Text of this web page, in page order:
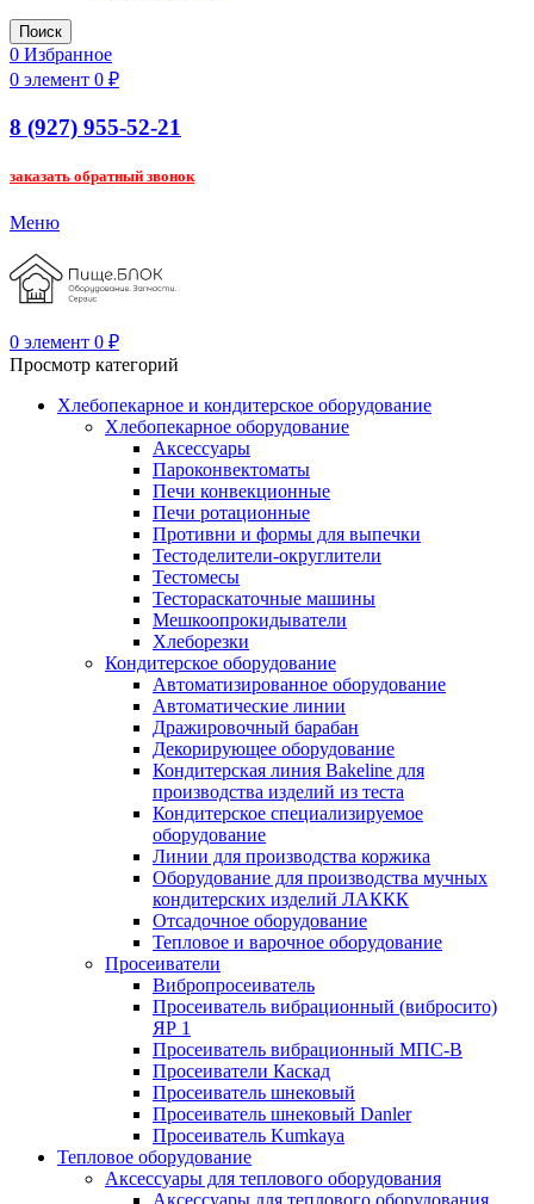
Поиск
0 Избранное
0 элемент 0 ₽
8 (927) 955-52-21
заказать обратный звонок
Меню
0 элемент 0 ₽
Просмотр категорий
Хлебопекарное и кондитерское оборудование
Хлебопекарное оборудование
Аксессуары
Пароконвектоматы
Печи конвекционные
Печи ротационные
Противни и формы для выпечки
Тестоделители-округлители
Тестомесы
Тестораскаточные машины
Мешкоопрокидыватели
Хлеборезки
Кондитерское оборудование
Автоматизированное оборудование
Автоматические линии
Дражировочный барабан
Декорирующее оборудование
Кондитерская линия Bakeline для
производства изделий из теста
Кондитерское специализируемое
оборудование
Линии для производства коржика
Оборудование для производства мучных
кондитерских изделий ЛАККК
Отсадочное оборудование
Тепловое и варочное оборудование
Просеиватели
Вибропросеиватель
Просеиватель вибрационный (вибросито)
ЯР 1
Просеиватель вибрационный МПС-В
Просеиватели Каскад
Просеиватель шнековый
Просеиватель шнековый Danler
Просеиватель Kumkaya
Тепловое оборудование
Аксессуары для теплового оборудования
Аксессуары для теплового оборудования